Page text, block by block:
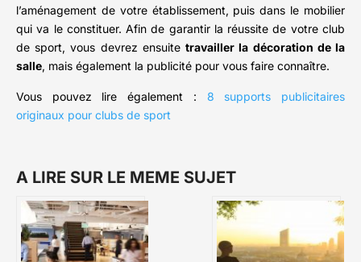
l’aménagement de votre établissement, puis dans le mobilier
qui va le constituer. Afin de garantir la réussite de votre club
de sport, vous devrez ensuitetravailler la décoration de la
salle, mais également la publicité pour vous faire connaître.
Vous pouvez lire également : 8 supports publicitaires
originaux pour clubs de sport
A LIRE SUR LE MEME SUJET